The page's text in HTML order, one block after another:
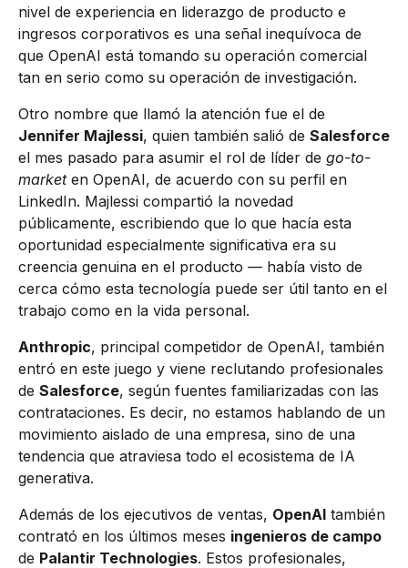
nivel de experiencia en liderazgo de producto e
ingresos corporativos es una señal inequívoca de
que OpenAI está tomando su operación comercial
tan en serio como su operación de investigación.
Otro nombre que llamó la atención fue el de
Jennifer Majlessi, quien también salió de Salesforce
el mes pasado para asumir el rol de líder de go-to-
marketen OpenAI, de acuerdo con su perfil en
LinkedIn. Majlessi compartió la novedad
públicamente, escribiendo que lo que hacía esta
oportunidad especialmente significativa era su
creencia genuina en el producto — había visto de
cerca cómo esta tecnología puede ser útil tanto en el
trabajo como en la vida personal.
Anthropic, principal competidor de OpenAI, también
entró en este juego y viene reclutando profesionales
de Salesforce, según fuentes familiarizadas con las
contrataciones. Es decir, no estamos hablando de un
movimiento aislado de una empresa, sino de una
tendencia que atraviesa todo el ecosistema de IA
generativa.
Además de los ejecutivos de ventas, OpenAI también
contrató en los últimos meses ingenieros de campo
de Palantir Technologies. Estos profesionales,